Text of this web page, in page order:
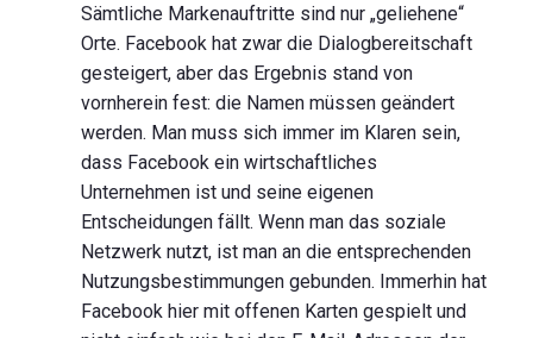
Sämtliche Markenauftritte sind nur „geliehene“
Orte. Facebook hat zwar die Dialogbereitschaft
gesteigert, aber das Ergebnis stand von
vornherein fest: die Namen müssen geändert
werden. Man muss sich immer im Klaren sein,
dass Facebook ein wirtschaftliches
Unternehmen ist und seine eigenen
Entscheidungen fällt. Wenn man das soziale
Netzwerk nutzt, ist man an die entsprechenden
Nutzungsbestimmungen gebunden. Immerhin hat
Facebook hier mit offenen Karten gespielt und